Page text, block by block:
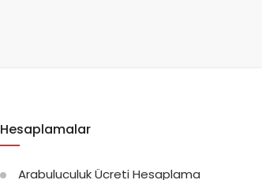
Hesaplamalar
Arabuluculuk Ücreti Hesaplama